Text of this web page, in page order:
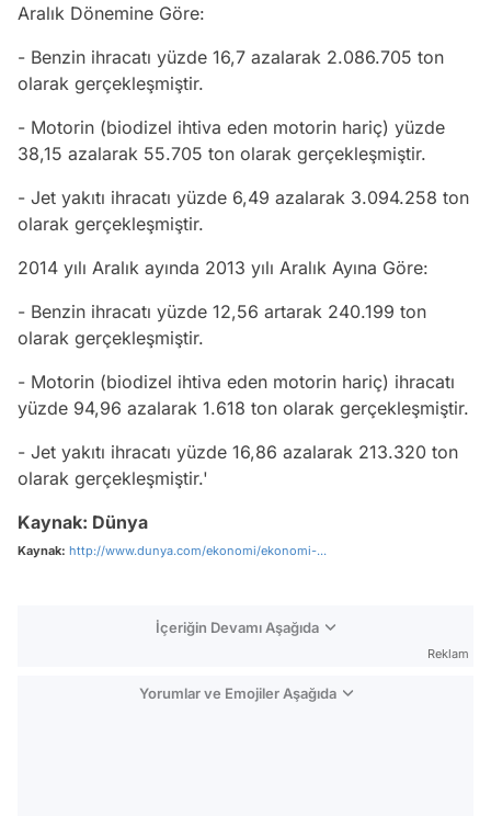
Aralık Dönemine Göre:
- Benzin ihracatı yüzde 16,7 azalarak 2.086.705 ton
olarak gerçekleşmiştir.
- Motorin (biodizel ihtiva eden motorin hariç) yüzde
38,15 azalarak 55.705 ton olarak gerçekleşmiştir.
- Jet yakıtı ihracatı yüzde 6,49 azalarak 3.094.258 ton
olarak gerçekleşmiştir.
2014 yılı Aralık ayında 2013 yılı Aralık Ayına Göre:
- Benzin ihracatı yüzde 12,56 artarak 240.199 ton
olarak gerçekleşmiştir.
- Motorin (biodizel ihtiva eden motorin hariç) ihracatı
yüzde 94,96 azalarak 1.618 ton olarak gerçekleşmiştir.
- Jet yakıtı ihracatı yüzde 16,86 azalarak 213.320 ton
olarak gerçekleşmiştir.'
Kaynak: Dünya
Kaynak: http://www.dunya.com/ekonomi/ekonomi-...
İçeriğin Devamı Aşağıda
Reklam
Yorumlar ve Emojiler Aşağıda